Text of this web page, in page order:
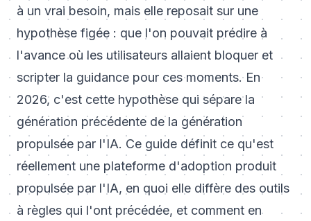
à un vrai besoin, mais elle reposait sur une
hypothèse figée : que l'on pouvait prédire à
l'avance où les utilisateurs allaient bloquer et
scripter la guidance pour ces moments. En
2026, c'est cette hypothèse qui sépare la
génération précédente de la génération
propulsée par l'IA. Ce guide définit ce qu'est
réellement une plateforme d'adoption produit
propulsée par l'IA, en quoi elle diffère des outils
à règles qui l'ont précédée, et comment en